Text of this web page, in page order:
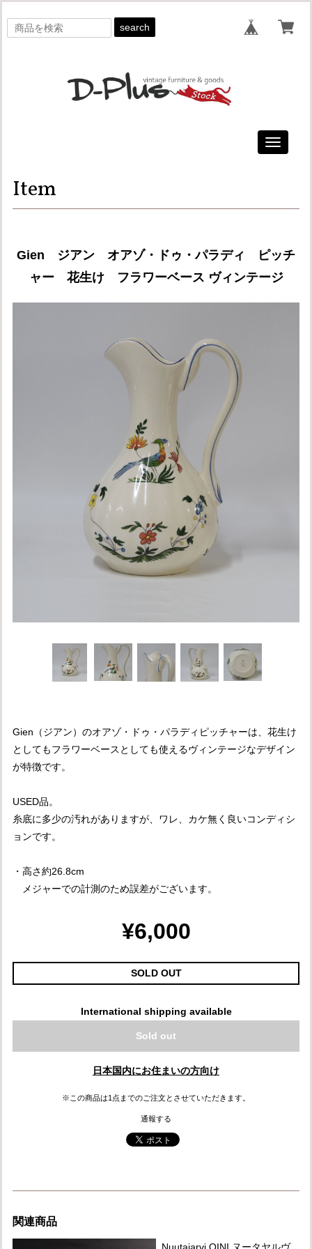
search
Toggle
Item
Gien ジアン オアゾ・ドゥ・パラディ ピッチ
ャー 花生け フラワーベース ヴィンテージ
Gien（ジアン）のオアゾ・ドゥ・パラディピッチャーは、花生け
としてもフラワーベースとしても使えるヴィンテージなデザイン
が特徴です。
USED品。
糸底に多少の汚れがありますが、ワレ、カケ無く良いコンディシ
ョンです。
・高さ約26.8cm
メジャーでの計測のため誤差がございます。
¥6,000
SOLD OUT
International shipping available
Sold out
日本国内にお住まいの方向け
※この商品は1点までのご注文とさせていただきます。
通報する
関連商品
Nuutajarvi OINI ヌータヤルヴ